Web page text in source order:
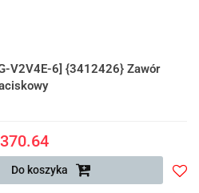
V2V4E-6] {3412426} Zawór
Do koszyka